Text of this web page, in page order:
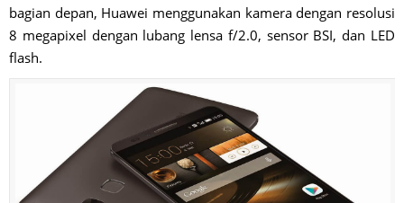
bagian depan, Huawei menggunakan kamera dengan resolusi
8 megapixel dengan lubang lensa f/2.0, sensor BSI, dan LED
flash.